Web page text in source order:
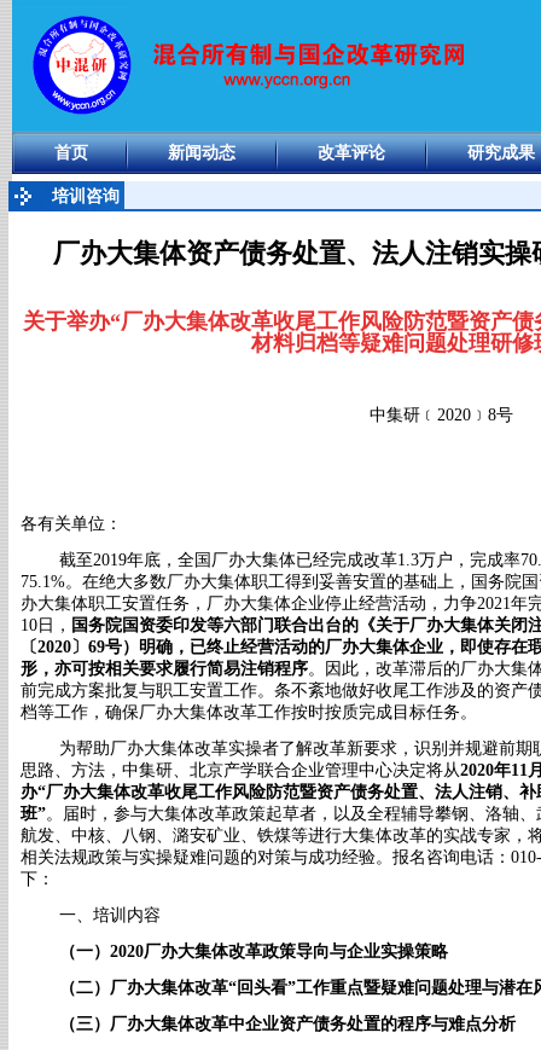
首页 新闻动态 改革评论 研究成果
培训咨询
厂办大集体资产债务处置、法人注销实
关于举办“厂办大集体改革收尾工作风险防范暨资产债
材料归档等疑难问题处理研修
中集研﹝2020﹞8号
各有关单位：
截至2019年底，全国厂办大集体已经完成改革1.3万户，完成率
75.1%。在绝大多数厂办大集体职工得到妥善安置的基础上，国务院
办大集体职工安置任务，厂办大集体企业停止经营活动，力争2021年
10日， 国务院国资委印发等六部门联合出台的《关于厂办大集体关闭
〔2020〕69号）明确，已终止经营活动的厂办大集体企业， 即使存在
形，亦可按相关要求履行简易注销程序。因此，改革滞后的厂办大集
前完成方案批复与职工安置工作。条不紊地做好收尾工作涉及的资产
档等工作，确保厂办大集体改革工作按时按质完成目标任务。
为帮助厂办大集体改革实操者了解改革新要求，识别并规避前
思路、方法，中集研、北京产学联合企业管理中心决定将从2020年11
办“厂办大集体改革收尾工作风险防范暨资产债务处置、法人注销、 补
班”。届时，参与大集体改革政策起草者，以及全程辅导攀钢、洛轴
航发、中核、八钢、潞安矿业、铁煤等进行大集体改革的实战专家，
相关法规政策与实操疑难问题的对策与成功经验。报名咨询电话：
下：
一、培训内容
（一） 2020厂办大集体改革政策导向与企业实操策略
（二） 厂办大集体改革“回头看”工作重点暨疑难问题处理与潜在
（三） 厂办大集体改革中企业资产债务处置的程序与难点分析